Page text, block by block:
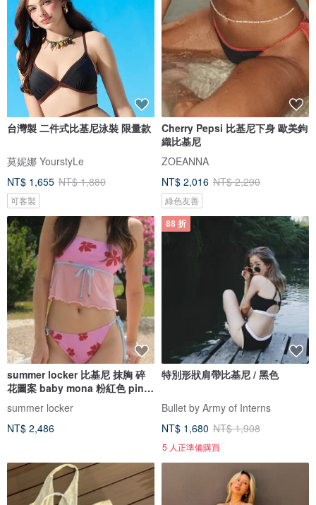
台灣製 二件式比基尼泳裝 限量款
莫妮娜 YourstyLe
NT$ 1,655 NT$ 1,880
可客製
Cherry Pepsi 比基尼下身 歐美鉤
織比基尼
ZOEANNA
NT$ 2,016 NT$ 2,290
綠色友善
summer locker 比基尼 抹胸 碎
花圖案 baby mona 粉紅色 pink
summer locker
NT$ 2,486
88 折
特別形狀肩帶比基尼 / 黑色
Bullet by Army of Interns
NT$ 1,680 NT$ 1,908
5 人正準備購買